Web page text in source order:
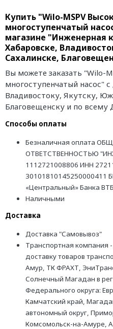
Купить "Wilo-MSPV
многоступенчатый
магазине "Инженерная
Хабаровске,
Сахалинске,
Вы можете заказать "Wilo-
многоступенчатый насос"
Владивостоку, Якутску,
Благовещенску и по всему
Способы оплаты
Безналичная оплата
ОТВЕТСТВЕННОСТЬЮ
1112721008806 ИНН
30101810145250000411
«Центральный» Банка
Наличными
Доставка
Доставка "Самовывоз"
Транспортная компания
доставку товаров
Амур, ТК ФРАХТ,
Солнечный Магадан в
Федерального округа:
Камчатский край,
автономный округ,
Комсомольск-на-Амуре,